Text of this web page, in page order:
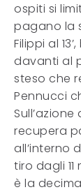
ospiti si
pagano la
Filippi al
davanti al
steso che
Pennucci
recupera
all’interno
tiro dagli
è la